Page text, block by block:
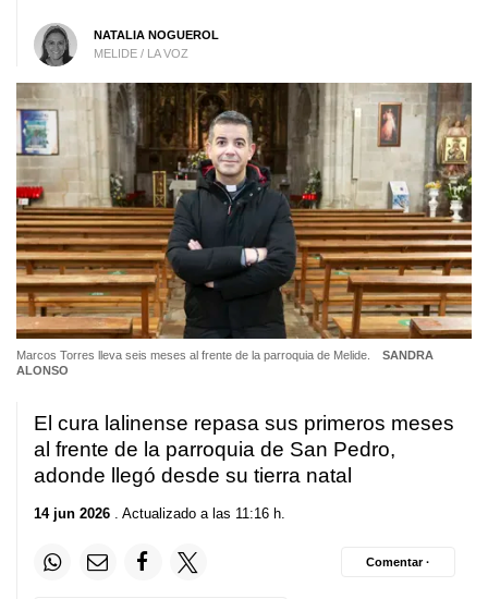
NATALIA NOGUEROL
MELIDE / LA VOZ
Marcos Torres lleva seis meses al frente de la parroquia de Melide.
SANDRA
ALONSO
El cura lalinense repasa sus primeros meses
al frente de la parroquia de San Pedro,
adonde llegó desde su tierra natal
14 jun 2026 . Actualizado a las 11:16 h.
Comentar ·